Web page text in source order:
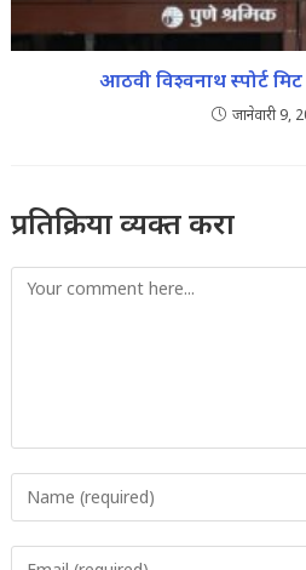
आठवी विश्वनाथ स्पोर्ट
जानेवारी 9,
प्रतिक्रिया व्यक्त करा
Comment
your